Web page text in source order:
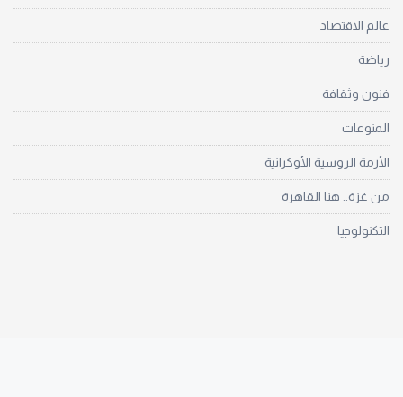
عالم الاقتصاد
رياضة
فنون وثقافة
المنوعات
الأزمة الروسية الأوكرانية
من غزة.. هنا القاهرة
التكنولوجيا